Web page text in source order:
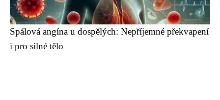
Spálová angína u dospělých: Nepříjemné překvapení
i pro silné tělo